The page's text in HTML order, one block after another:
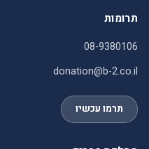
תרומות
08-9380106
donation@b-2.co.il
תרמו עכשיו